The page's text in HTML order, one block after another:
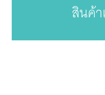
สินค้